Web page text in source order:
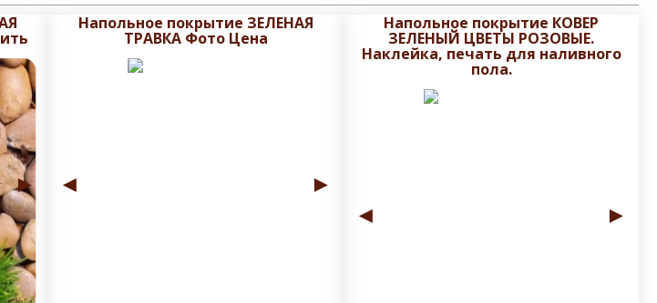
заказа срок может быть увеличен;
с учетом меж плиточного шва.
плитку обрезать при получении, во-избежании сколов и трещин глазуровочного
сайта и мы посчитаем стоимость и сроки доставки!
►
Напольное покрытие ЗЕЛЕНАЯ
ТРАВКА Фото Цена
◄ ►
Напольное покрытие КОВЕР
ЗЕЛЕНЫЙ ЦВЕТЫ РОЗОВЫЕ.
Наклейка, печать для наливного
пола.
◄ ►